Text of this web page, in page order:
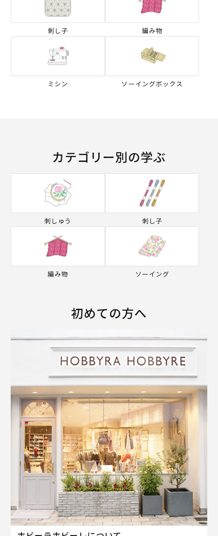
刺し子 編み物
ミシン ソーイングボックス
カテゴリー別の学ぶ
刺しゅう 刺し子
編み物 ソーイング
初めての方へ